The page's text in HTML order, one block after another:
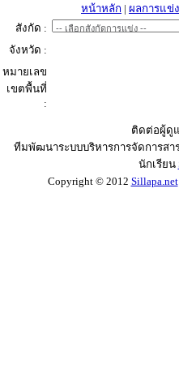
หน้าหลัก | ผลการแข่
สังกัด :
จังหวัด :
หมายเลข
เขตพื้นที่
:
ติดต่อผู้ดู
ทีมพัฒนาระบบบริหารการจัดการส
นักเรียน
Copyright © 2012 Sillapa.net